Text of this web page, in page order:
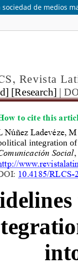
de medios